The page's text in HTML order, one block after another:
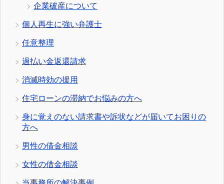
企業破産について
個人再生に強い弁護士
任意整理
過払い金返還請求
消滅時効の援用
住宅ローンの滞納でお悩みの方へ
身に覚えのない請求書や訴状などが届いてお困りの
方へ
男性の借金相談
女性の借金相談